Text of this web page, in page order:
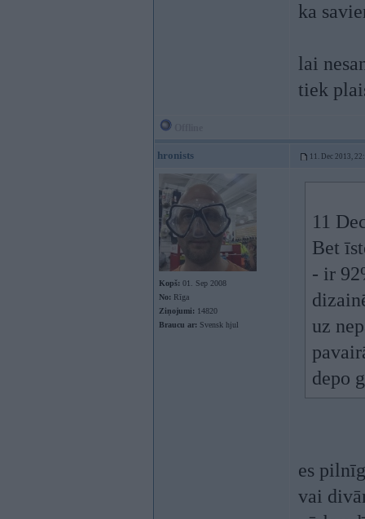
ka
lai
tiek
hronists 11. Dec 2013,
Kopš: 01. Sep 2008
No: Rīga
Ziņojumi: 14820
Braucu ar: Svensk hjul
11
Bet
- ir
uz
depo
es
vai